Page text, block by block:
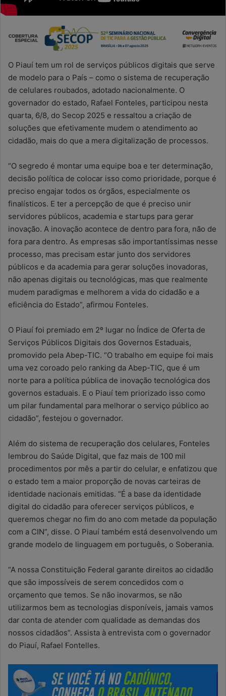
O Piauí tem um rol de serviços públicos digitais que serve
de modelo para o País – como o sistema de recuperação
de celulares roubados, adotado nacionalmente. O
governador do estado, Rafael Fonteles, participou nesta
quarta, 6/8, do Secop 2025 e ressaltou a criação de
soluções que efetivamente mudem o atendimento ao
cidadão, mais do que a mera digitalização de processos.
“O segredo é montar uma equipe boa e ter determinação,
decisão política de colocar isso como prioridade, porque é
preciso engajar todos os órgãos, especialmente os
finalísticos. E ter a percepção de que é preciso unir
servidores públicos, academia e startups para gerar
inovação. A inovação acontece de dentro para fora, não de
fora para dentro. As empresas são importantíssimas nesse
processo, mas precisam estar junto dos servidores
públicos e da academia para gerar soluções inovadoras,
não apenas digitais ou tecnológicas, mas que realmente
mudem paradigmas e melhorem a vida do cidadão e a
eficiência do Estado”, afirmou Fonteles.
O Piauí foi premiado em 2º lugar no Índice de Oferta de
Serviços Públicos Digitais dos Governos Estaduais,
promovido pela Abep-TIC. “O trabalho em equipe foi mais
uma vez coroado pelo ranking da Abep-TIC, que é um
norte para a política pública de inovação tecnológica dos
governos estaduais. E o Piauí tem priorizado isso como
um pilar fundamental para melhorar o serviço público ao
cidadão”, festejou o governador.
Além do sistema de recuperação dos celulares, Fonteles
lembrou do Saúde Digital, que faz mais de 100 mil
procedimentos por mês a partir do celular, e enfatizou que
o estado tem a maior proporção de novas carteiras de
identidade nacionais emitidas. “É a base da identidade
digital do cidadão para oferecer serviços públicos, e
queremos chegar no fim do ano com metade da população
com a CIN”, disse. O Piauí também está desenvolvendo um
grande modelo de linguagem em português, o Soberania.
“A nossa Constituição Federal garante direitos ao cidadão
que são impossíveis de serem concedidos com o
orçamento que temos. Se não inovarmos, se não
utilizarmos bem as tecnologias disponíveis, jamais vamos
dar conta de atender com qualidade as demandas dos
nossos cidadãos”. Assista à entrevista com o governador
do Piauí, Rafael Fontelles.